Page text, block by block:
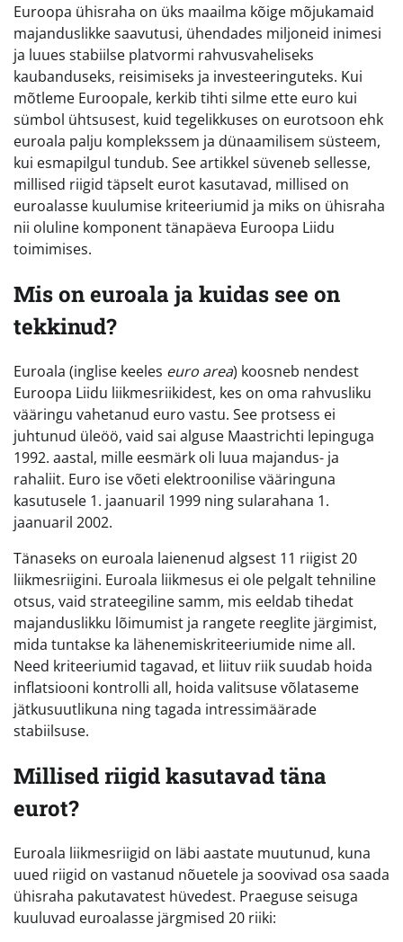
Euroopa ühisraha on üks maailma kõige mõjukamaid
majanduslikke saavutusi, ühendades miljoneid inimesi
ja luues stabiilse platvormi rahvusvaheliseks
kaubanduseks, reisimiseks ja investeeringuteks. Kui
mõtleme Euroopale, kerkib tihti silme ette euro kui
sümbol ühtsusest, kuid tegelikkuses on eurotsoon ehk
euroala palju komplekssem ja dünaamilisem süsteem,
kui esmapilgul tundub. See artikkel süveneb sellesse,
millised riigid täpselt eurot kasutavad, millised on
euroalasse kuulumise kriteeriumid ja miks on ühisraha
nii oluline komponent tänapäeva Euroopa Liidu
toimimises.
Mis on euroala ja kuidas see on
tekkinud?
Euroala (inglise keeles euro area) koosneb nendest
Euroopa Liidu liikmesriikidest, kes on oma rahvusliku
vääringu vahetanud euro vastu. See protsess ei
juhtunud üleöö, vaid sai alguse Maastrichti lepinguga
1992. aastal, mille eesmärk oli luua majandus- ja
rahaliit. Euro ise võeti elektroonilise vääringuna
kasutusele 1. jaanuaril 1999 ning sularahana 1.
jaanuaril 2002.
Tänaseks on euroala laienenud algsest 11 riigist 20
liikmesriigini. Euroala liikmesus ei ole pelgalt tehniline
otsus, vaid strateegiline samm, mis eeldab tihedat
majanduslikku lõimumist ja rangete reeglite järgimist,
mida tuntakse ka lähenemiskriteeriumide nime all.
Need kriteeriumid tagavad, et liituv riik suudab hoida
inflatsiooni kontrolli all, hoida valitsuse võlataseme
jätkusuutlikuna ning tagada intressimäärade
stabiilsuse.
Millised riigid kasutavad täna
eurot?
Euroala liikmesriigid on läbi aastate muutunud, kuna
uued riigid on vastanud nõuetele ja soovivad osa saada
ühisraha pakutavatest hüvedest. Praeguse seisuga
kuuluvad euroalasse järgmised 20 riiki: